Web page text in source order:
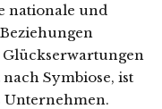
nationale und
Symbiose, ist
Unternehmen.